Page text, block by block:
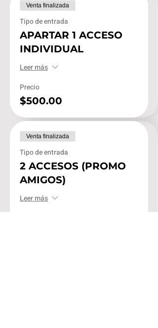
Venta finalizada
Tipo de entrada
APARTAR 1 ACCESO
INDIVIDUAL
Leer más
Precio
$500.00
Venta finalizada
Tipo de entrada
2 ACCESOS (PROMO
AMIGOS)
Leer más